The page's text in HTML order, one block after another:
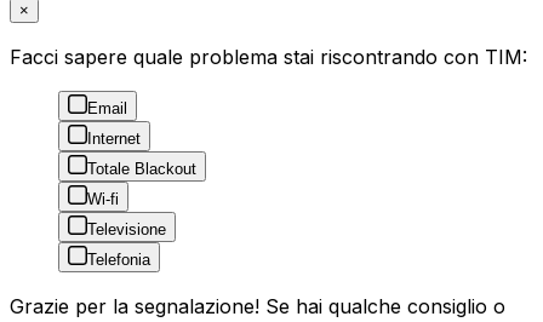
×
Facci sapere quale problema stai riscontrando con TIM:
Email
Internet
Totale Blackout
Wi-fi
Televisione
Telefonia
Grazie per la segnalazione! Se hai qualche consiglio o